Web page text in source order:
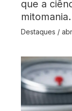
que a
mitomania.
Destaques /